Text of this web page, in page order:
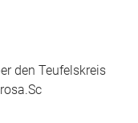
den Teufelskreis